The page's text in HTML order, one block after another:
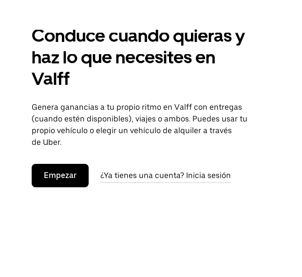
Conduce cuando quieras y
haz lo que necesites en
Valff
Genera ganancias a tu propio ritmo en Valff con entregas
(cuando estén disponibles), viajes o ambos. Puedes usar tu
propio vehículo o elegir un vehículo de alquiler a través
de Uber.
Empezar ¿Ya tienes una cuenta? Inicia sesión